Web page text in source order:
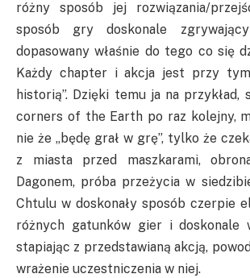
różny sposób jej rozwiązania/
sposób gry doskonale
dopasowany właśnie do tego co się
Każdy chapter i akcja jest przy tym
historią”. Dzięki temu ja na przykład,
corners of the Earth po raz kolejny,
nie że „będę grał w grę”, tylko że
z miasta przed maszkarami,
Dagonem, próba przeżycia w
Chtulu w doskonały sposób czerpie
różnych gatunków gier i doskonale
stapiając z przedstawianą akcją,
wrażenie uczestniczenia w niej.